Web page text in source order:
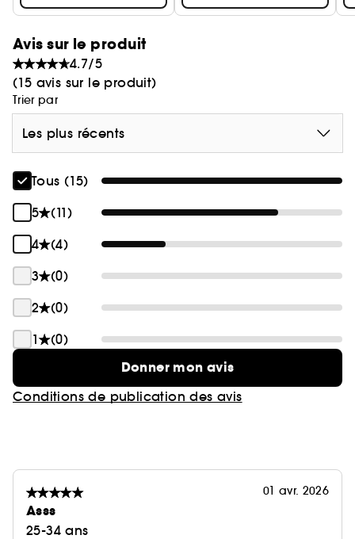
Cédez au frisson défendu avec L'Interdit, une
invitation à braver les conventions et à affirmer
votre singularité.
Avis sur le produit
4.7/5
(15 avis sur le produit)
Trier par
Les plus récents
Tous (15)
5
(11)
4
(4)
3
(0)
2
(0)
1
(0)
Donner mon avis
Conditions de publication des avis
01 avr. 2026
Asss
25-34 ans